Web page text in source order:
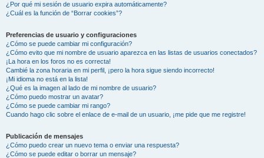
¿Por qué mi sesión de usuario expira automáticamente?
¿Cuál es la función de “Borrar cookies”?
Preferencias de usuario y configuraciones
¿Cómo se puede cambiar mi configuración?
¿Cómo evito que mi nombre de usuario aparezca en las listas de usuarios conectados?
¡La hora en los foros no es correcta!
Cambié la zona horaria en mi perfil, ¡pero la hora sigue siendo incorrecto!
¡Mi idioma no está en la lista!
¿Qué es la imagen al lado de mi nombre de usuario?
¿Cómo puedo mostrar un avatar?
¿Cómo se puede cambiar mi rango?
Cuando hago clic sobre el enlace de e-mail de un usuario, ¡me pide que me registre!
Publicación de mensajes
¿Cómo puedo crear un nuevo tema o enviar una respuesta?
¿Cómo se puede editar o borrar un mensaje?